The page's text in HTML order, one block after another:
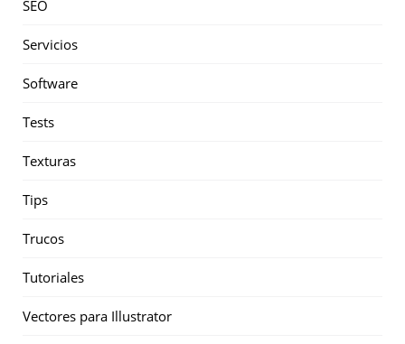
SEO
Servicios
Software
Tests
Texturas
Tips
Trucos
Tutoriales
Vectores para Illustrator